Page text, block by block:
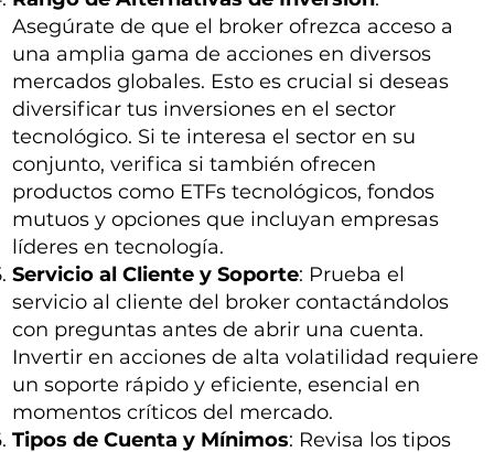
Asegúrate de que el broker ofrezca acceso a
una amplia gama de acciones en diversos
mercados globales. Esto es crucial si deseas
diversificar tus inversiones en el sector
tecnológico. Si te interesa el sector en su
conjunto, verifica si también ofrecen
productos como ETFs tecnológicos, fondos
mutuos y opciones que incluyan empresas
líderes en tecnología.
Servicio al Cliente y Soporte: Prueba el
servicio al cliente del broker contactándolos
con preguntas antes de abrir una cuenta.
Invertir en acciones de alta volatilidad requiere
un soporte rápido y eficiente, esencial en
momentos críticos del mercado.
Tipos de Cuenta y Mínimos: Revisa los tipos